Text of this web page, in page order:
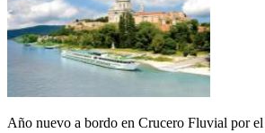
Año nuevo a bordo en Crucero Fluvial por